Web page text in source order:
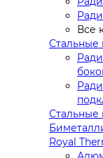
Все
Стальные
Стальные
Royal